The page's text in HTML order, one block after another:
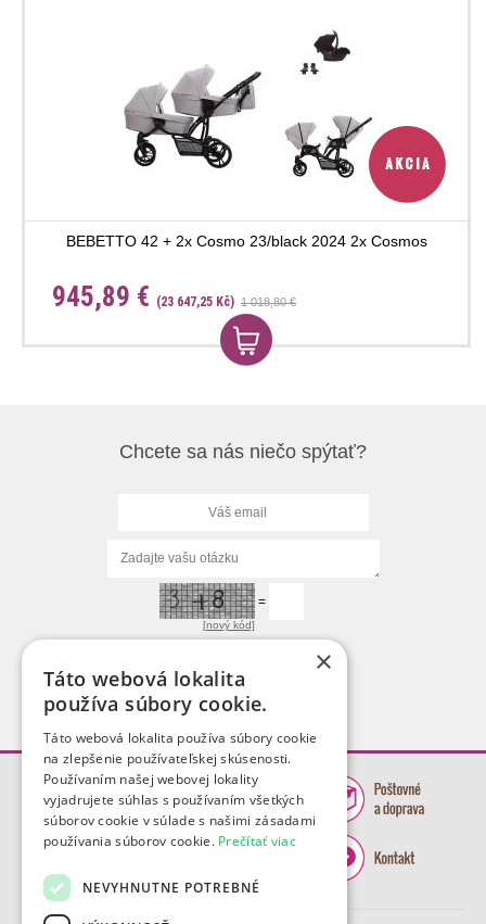
BEBETTO 42 + 2x Cosmo 23/black 2024 2x Cosmos
945,89 € (23 647,25 Kč) 1 018,80 €
Chcete sa nás niečo spýtať?
[nový kód]
=
×
Táto webová lokalita
používa súbory cookie.
Táto webová lokalita používa súbory cookie
na zlepšenie používateľskej skúsenosti.
Používaním našej webovej lokality
vyjadrujete súhlas s používaním všetkých
súborov cookie v súlade s našimi zásadami
používania súborov cookie. Prečítať viac
NEVYHNUTNE POTREBNÉ